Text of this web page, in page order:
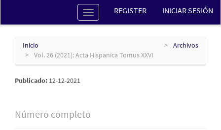
Contenido
Barra
lateral
REGISTER INICIAR SESIÓN
Toggle
navigation
Inicio
Archivos
Vol. 26 (2021): Acta Hispanica Tomus XXVI
Publicado: 12-12-2021
Número completo